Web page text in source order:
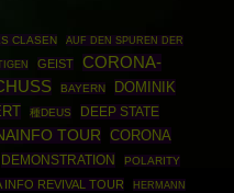
CLASEN AUF DEN SPUREN DER
GEIST
CORONA-
BAYERN
DOMINIK
種DEUS DEEP STATE
TOUR
CORONA
DEMONSTRATION POLARITY
INFO REVIVAL TOUR
HERMANN